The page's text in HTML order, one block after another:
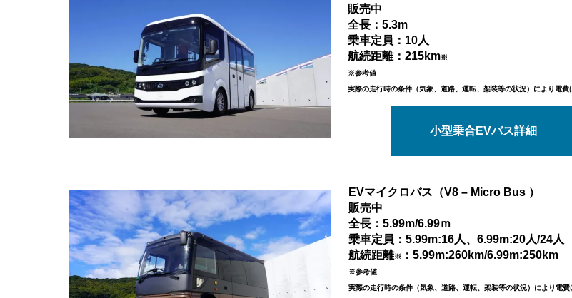
販売中
全長：5.3m
乗車定員：10人
航続距離：215km※
※参考値
実際の走行時の条件（気象、道路、運転、架装等の状況）により電費
小型乗合EVバス詳細
EVマイクロバス（V8 – Micro Bus ）
販売中
全長：5.99m/6.99ｍ
乗車定員：5.99m:16人、6.99m:20人/24人
航続距離※ ：5.99m:260km/6.99m:250km
※参考値
実際の走行時の条件（気象、道路、運転、架装等の状況）により電費